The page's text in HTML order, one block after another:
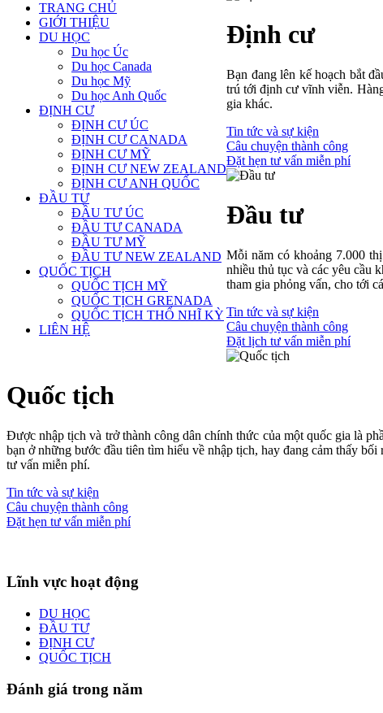
TRANG CHỦ
GIỚI THIỆU
DU HỌC
Du học Úc
Du học Canada
Du học Mỹ
Du học Anh Quốc
ĐỊNH CƯ
ĐỊNH CƯ ÚC
ĐỊNH CƯ CANADA
ĐỊNH CƯ MỸ
ĐỊNH CƯ NEW ZEALAND
ĐỊNH CƯ ANH QUỐC
ĐẦU TƯ
ĐẦU TƯ ÚC
ĐẦU TƯ CANADA
ĐẦU TƯ MỸ
ĐẦU TƯ NEW ZEALAND
QUỐC TỊCH
QUỐC TỊCH MỸ
QUỐC TỊCH GRENADA
QUỐC TỊCH THỔ NHĨ KỲ
LIÊN HỆ
Định cư
Bạn đang lên kế hoạch bắt
trú tới định cư vĩnh viễn.
gia khác.
Tin tức và sự kiện
Câu chuyện thành công
Đặt hẹn tư vấn miễn phí
Đầu tư
Mỗi năm có khoảng 7.000
nhiều thủ tục và các yêu cầu
tham gia phỏng vấn, cho tới
Tin tức và sự kiện
Câu chuyện thành công
Đặt lịch tư vấn miễn phí
Quốc tịch
Được nhập tịch và trở thành công dân chính thức của một quốc gia là
bạn ở những bước đầu tiên tìm hiểu về nhập tịch, hay đang cảm thấy
tư vấn miễn phí.
Tin tức và sự kiện
Câu chuyện thành công
Đặt hẹn tư vấn miễn phí
Lĩnh vực hoạt động
DU HỌC
ĐẦU TƯ
ĐỊNH CƯ
QUỐC TỊCH
Đánh giá trong năm